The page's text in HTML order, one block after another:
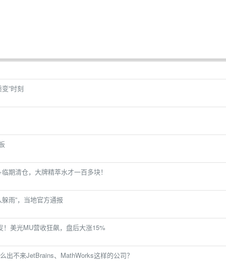
”时刻
期清仓，大牌精萃水才一百多块！
雨”，当地官方通报
美光MU营收狂飙，盘后大涨15%
出不来JetBrains、MathWorks这样的公司？